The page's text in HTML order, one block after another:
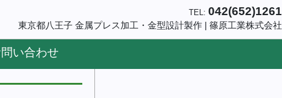
TEL: 042(652)1261
東京都八王子 金属プレス加工・金型設計製作 | 篠原工業株式会社
い合わせ